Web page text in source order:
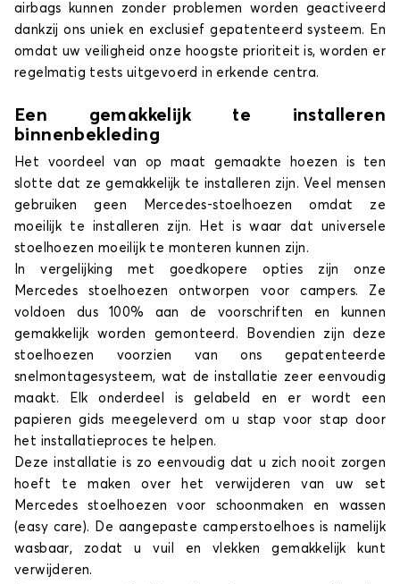
airbags kunnen zonder problemen worden geactiveerd
dankzij ons uniek en exclusief gepatenteerd systeem. En
omdat uw veiligheid onze hoogste prioriteit is, worden er
regelmatig tests uitgevoerd in erkende centra.
Een gemakkelijk te installeren
binnenbekleding
Het voordeel van op maat gemaakte hoezen is ten
slotte dat ze gemakkelijk te installeren zijn. Veel mensen
gebruiken geen Mercedes-stoelhoezen omdat ze
moeilijk te installeren zijn. Het is waar dat universele
stoelhoezen moeilijk te monteren kunnen zijn.
In vergelijking met goedkopere opties zijn onze
Mercedes stoelhoezen ontworpen voor campers. Ze
voldoen dus 100% aan de voorschriften en kunnen
gemakkelijk worden gemonteerd. Bovendien zijn deze
stoelhoezen voorzien van ons gepatenteerde
snelmontagesysteem, wat de installatie zeer eenvoudig
maakt. Elk onderdeel is gelabeld en er wordt een
papieren gids meegeleverd om u stap voor stap door
het installatieproces te helpen.
Deze installatie is zo eenvoudig dat u zich nooit zorgen
hoeft te maken over het verwijderen van uw set
Mercedes stoelhoezen voor schoonmaken en wassen
(easy care). De aangepaste camperstoelhoes is namelijk
wasbaar, zodat u vuil en vlekken gemakkelijk kunt
verwijderen.